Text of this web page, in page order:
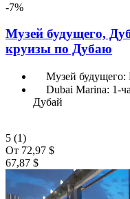
-7%
Музей будущего,
круизы по Дубаю
Музей будущего:
Dubai Marina: 1-
Дубай
5 (1)
От 72,97 $
67,87 $